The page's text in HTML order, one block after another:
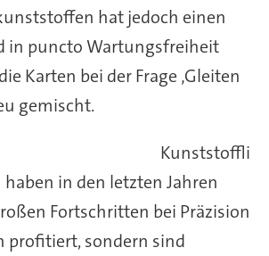
hat jedoch einen
in puncto Wartungsfreiheit
Karten bei der Frage ‚Gleiten
gemischt.
Kunststoffli
in den letzten Jahren
Fortschritten bei Präzision
profitiert, sondern sind